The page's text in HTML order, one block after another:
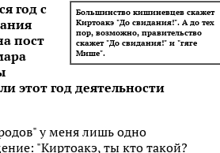
Большинство кишиневцев скажет
Киртоакэ "До свидания!". А до тех
пор, возможно, правительство
скажет "До свидания!" и "гяге
Мише".
год с
пост
этот год деятельности
у меня лишь одно
"Киртоакэ, ты кто такой?